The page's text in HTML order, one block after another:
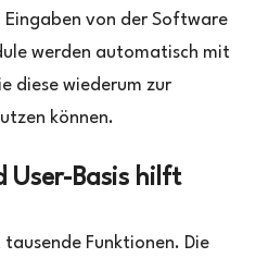
von der Software
werden automatisch mit
diese wiederum zur
können.
User-Basis hilft
Funktionen. Die